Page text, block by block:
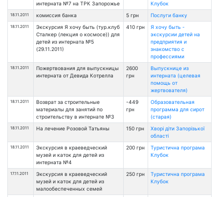
интерната №7 на ТРК Запорожье
Клубок
18.11.2011 комиссия банка 5 грн Послуги банку
18.11.2011
Экскурсия Я хочу быть (тур.клуб
Сталкер (лекция о космосе)) для
детей из интерната №5
(29.11.2011)
410 грн
Я хочу быть -
экскурсии детей на
предприятия и
знакомство с
профессиями
18.11.2011
Пожертвования для выпускницы
интерната от Девида Котрелла
2600
грн
Выпускнице из
интерната (целевая
помощь от
жертвователя)
18.11.2011
Возврат за строительные
материалы для занятий по
строительству в интернате №3
-449
грн
Образовательная
программа для сирот
(старая)
18.11.2011 На лечение Розовой Татьяны 150 грн
Хворі діти Запорізької
області
18.11.2011
Экскурсия в краеведческий
музей и каток для детей из
интерната №4
200 грн
Туристична програма
Клубок
17.11.2011
Экскурсия в краеведческий
музей и каток для детей из
малообеспеченных семей
250 грн
Туристична програма
Клубок